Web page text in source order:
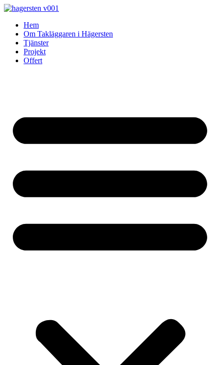
Skip
contentHem
Om Takläggaren i Hägersten
Tjänster
Projekt
Offert